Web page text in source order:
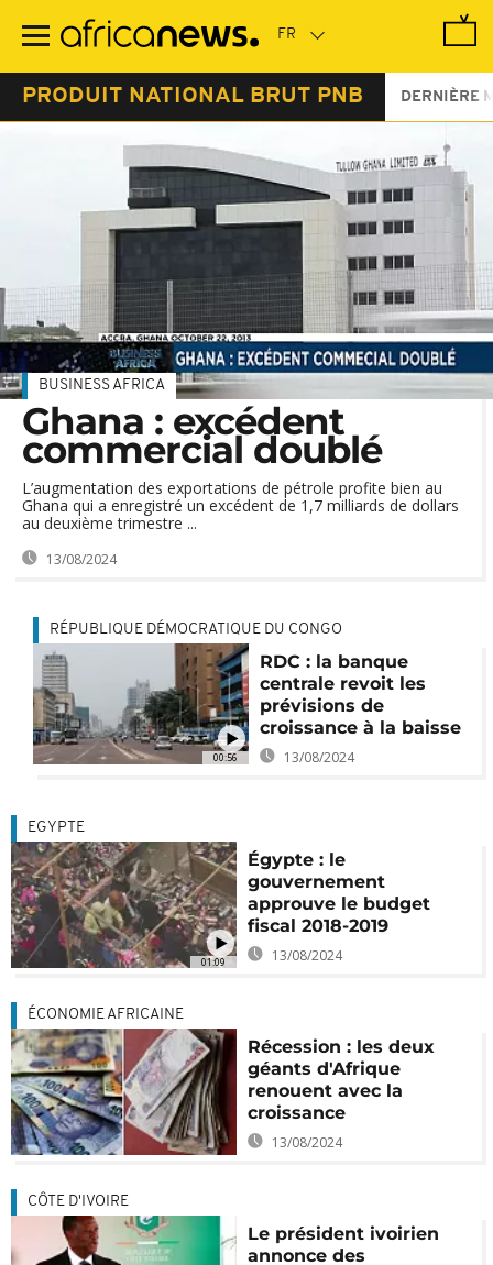
contenu
PRODUIT NATIONAL BRUT PNB DERNIÈRE
BUSINESS AFRICA
Ghana : excédent
commercial doublé
L’augmentation des exportations de pétrole profite bien au
Ghana qui a enregistré un excédent de 1,7 milliards de dollars
au deuxième trimestre ...
13/08/2024
00:56
RÉPUBLIQUE DÉMOCRATIQUE DU CONGO
RDC : la banque
centrale revoit les
prévisions de
croissance à la baisse
13/08/2024
01:09
EGYPTE
Égypte : le
gouvernement
approuve le budget
fiscal 2018-2019
13/08/2024
ÉCONOMIE AFRICAINE
Récession : les deux
géants d'Afrique
renouent avec la
croissance
13/08/2024
CÔTE D'IVOIRE
Le président ivoirien
annonce des